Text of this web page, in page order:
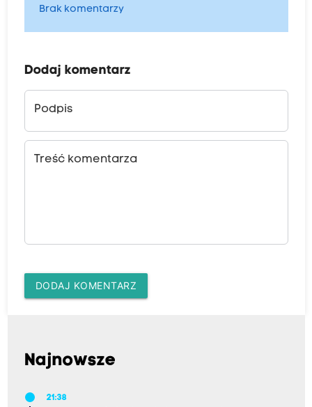
Brak komentarzy
Dodaj komentarz
Podpis
Treść komentarza
DODAJ KOMENTARZ
Najnowsze
21:38